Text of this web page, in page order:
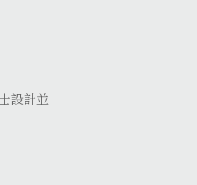
設計並